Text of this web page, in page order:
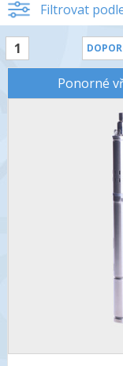
Filtrovat
1
Ponorné